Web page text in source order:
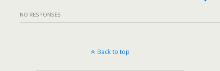
NO RESPONSES
Back to top